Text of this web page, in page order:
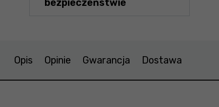
bezpieczeństwie
Opis Opinie Gwarancja Dostawa